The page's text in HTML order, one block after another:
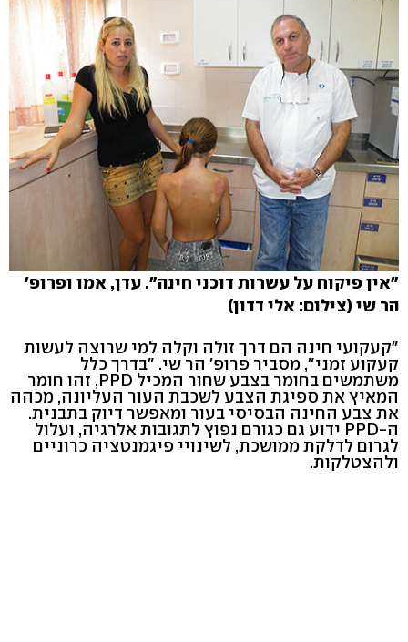
"אין פיקוח על עשרות דוכני חינה". עדן, אמו ופרופ'
הר שי (צילום: אלי דדון)
"קעקועי חינה הם דרך זולה וקלה למי שרוצה לעשות
קעקוע זמני", מסביר פרופ' הר שי. "בדרך כלל
משתמשים בחומר בצבע שחור המכיל PPD, זהו חומר
המאיץ את ספיגת הצבע לשכבת העור העליונה, מכהה
את צבע החינה הבסיסי בעור ומאפשר דיוק בתבנית.
ה-PPD ידוע גם כגורם נפוץ לתגובות אלרגיה, ועלול
לגרום לדלקת ממושכת, לשינויי פיגמנטציה כרוניים
ולהצטלקות.